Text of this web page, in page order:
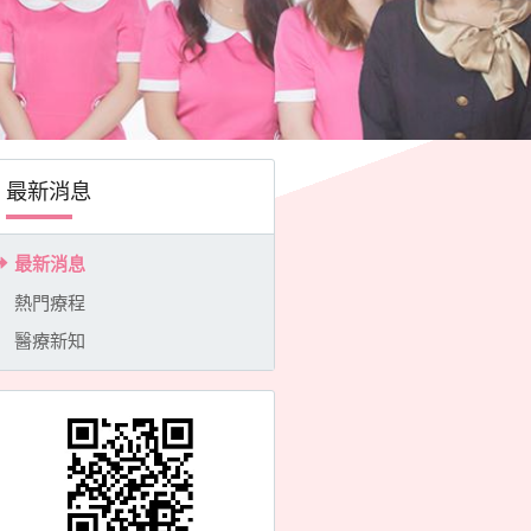
最新消息
最新消息
熱門療程
醫療新知